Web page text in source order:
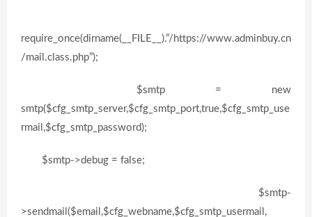
require_once(dirname(__FILE__).”/https://www.adminbuy.cn
/mail.class.php”);
$smtp = new
smtp($cfg_smtp_server,$cfg_smtp_port,true,$cfg_smtp_use
rmail,$cfg_smtp_password);
$smtp->debug = false;
$smtp-
>sendmail($email,$cfg_webname,$cfg_smtp_usermail,